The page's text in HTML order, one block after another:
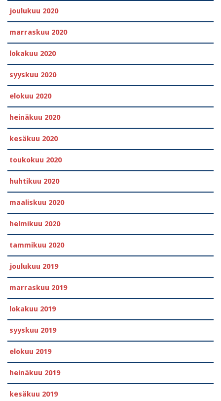
joulukuu 2020
marraskuu 2020
lokakuu 2020
syyskuu 2020
elokuu 2020
heinäkuu 2020
kesäkuu 2020
toukokuu 2020
huhtikuu 2020
maaliskuu 2020
helmikuu 2020
tammikuu 2020
joulukuu 2019
marraskuu 2019
lokakuu 2019
syyskuu 2019
elokuu 2019
heinäkuu 2019
kesäkuu 2019